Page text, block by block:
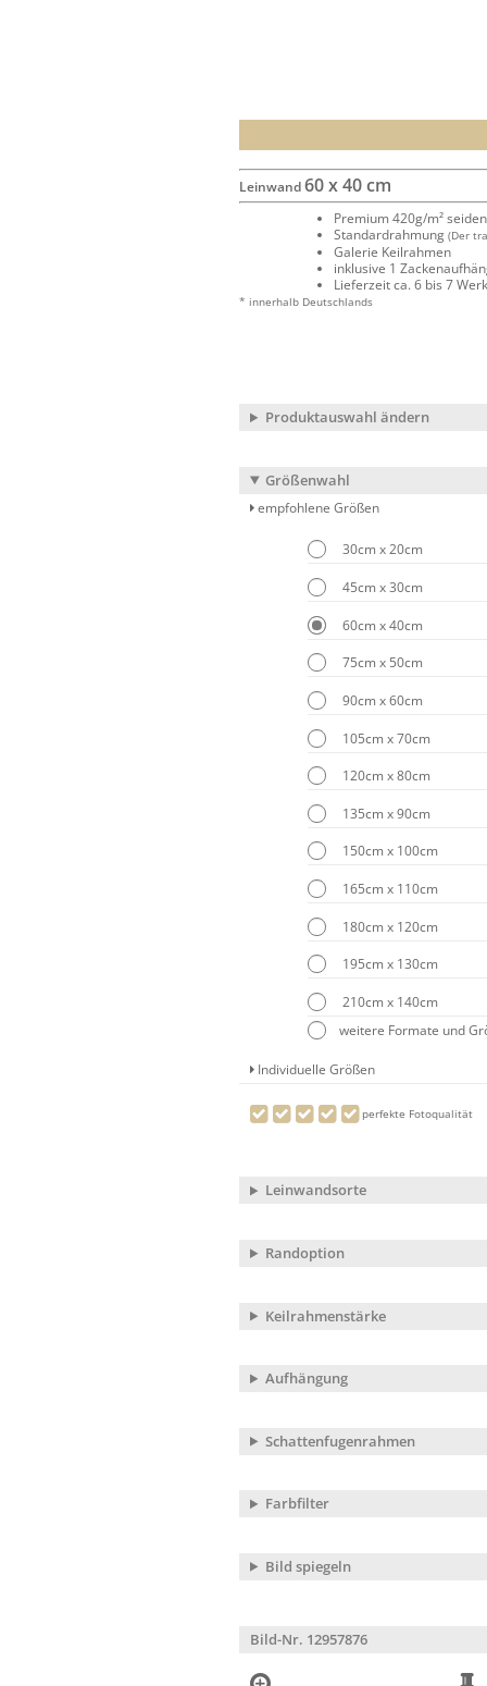
Leinwand60 x 40 cm
Premium 420g/m²
Standardrahmung (Der
Galerie Keilrahmen
inklusive 1
Lieferzeit ca. 6 bis 7
* innerhalb Deutschlands
Produktauswahl ändern
Größenwahl
empfohlene Größen
30cm x 20cm
45cm x 30cm
60cm x 40cm
75cm x 50cm
90cm x 60cm
105cm x 70cm
120cm x 80cm
135cm x 90cm
150cm x 100cm
165cm x 110cm
180cm x 120cm
195cm x 130cm
210cm x 140cm
weitere Formate und
Individuelle Größen
perfekte Fotoqualität
Leinwandsorte
Randoption
Keilrahmenstärke
Aufhängung
Schattenfugenrahmen
Farbfilter
Bild spiegeln
Bild-Nr. 12957876